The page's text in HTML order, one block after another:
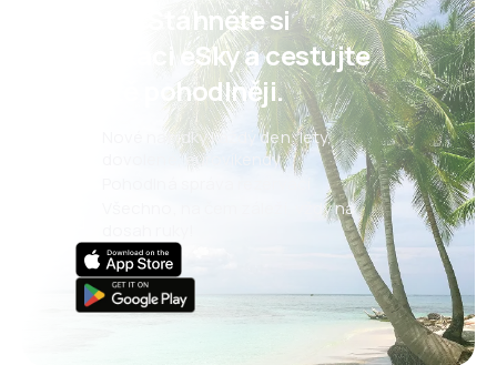
Psst! Stáhněte si
aplikaci eSky a cestujte
ještě pohodlněji.
Nové nabídky každý den: lety,
dovolené, eurovíkendy
Všechno, na čem záleží, vždy na